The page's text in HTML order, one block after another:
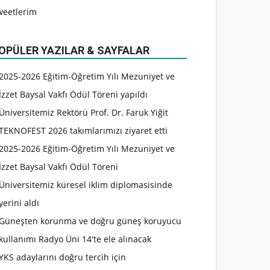
YAZILAR & SAYFALAR
2026 Eğitim-Öğretim Yılı Mezuniyet ve
Baysal Vakfı Ödül Töreni yapıldı
Rektörü Prof. Dr. Faruk Yiğit
2026 takımlarımızı ziyaret etti
2026 Eğitim-Öğretim Yılı Mezuniyet ve
Baysal Vakfı Ödül Töreni
küresel iklim diplomasisinde
aldı
korunma ve doğru güneş koruyucu
Radyo Üni 14'te ele alınacak
adaylarını doğru tercih için